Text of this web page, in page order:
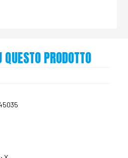
PRODOTTO